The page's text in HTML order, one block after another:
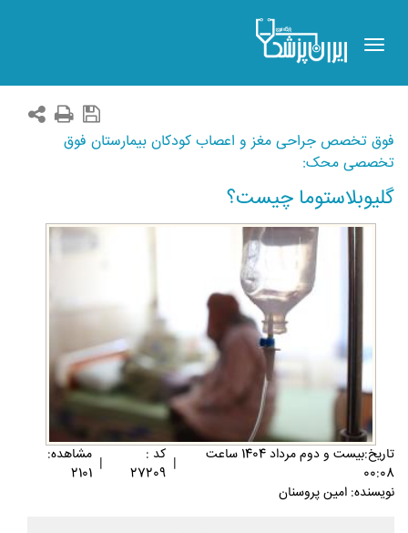
Toggle
navigation
فوق تخصص جراحی مغز و اعصاب کودکان بیمارستان فوق
تخصصی محک:
گلیوبلاستوما چیست؟
تاريخ:بيست و دوم مرداد 1404 ساعت
00:08
| کد :
27209
| مشاهده:
2101
نویسنده: امین پروسنان